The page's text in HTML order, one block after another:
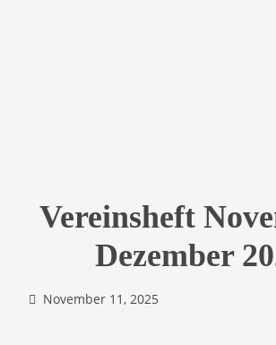
Vereinsheft
Dezember
November 11, 2025